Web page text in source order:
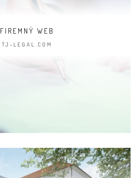
FIREMNÝ WEB
TJ-LEGAL.COM